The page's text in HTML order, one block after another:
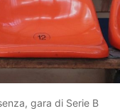
gara di Serie B